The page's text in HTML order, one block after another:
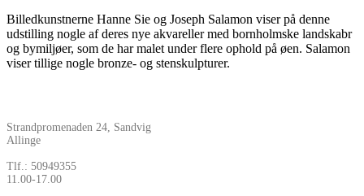
Billedkunstnerne Hanne Sie og Joseph Salamon viser på denne
udstilling nogle af deres nye akvareller med bornholmske landskabr
og bymiljøer, som de har malet under flere ophold på øen. Salamon
viser tillige nogle bronze- og stenskulpturer.
Strandpromenaden 24, Sandvig
Allinge
Tlf.: 50949355
11.00-17.00